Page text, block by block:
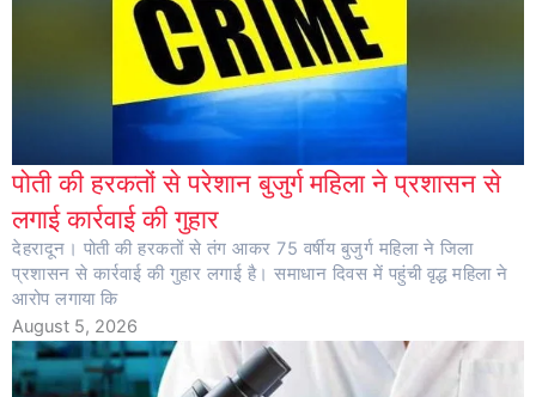
पोती की हरकतों से परेशान बुजुर्ग महिला ने प्रशासन से
लगाई कार्रवाई की गुहार
देहरादून। पोती की हरकतों से तंग आकर 75 वर्षीय बुजुर्ग महिला ने जिला
प्रशासन से कार्रवाई की गुहार लगाई है। समाधान दिवस में पहुंची वृद्ध महिला ने
आरोप लगाया कि
August 5, 2026